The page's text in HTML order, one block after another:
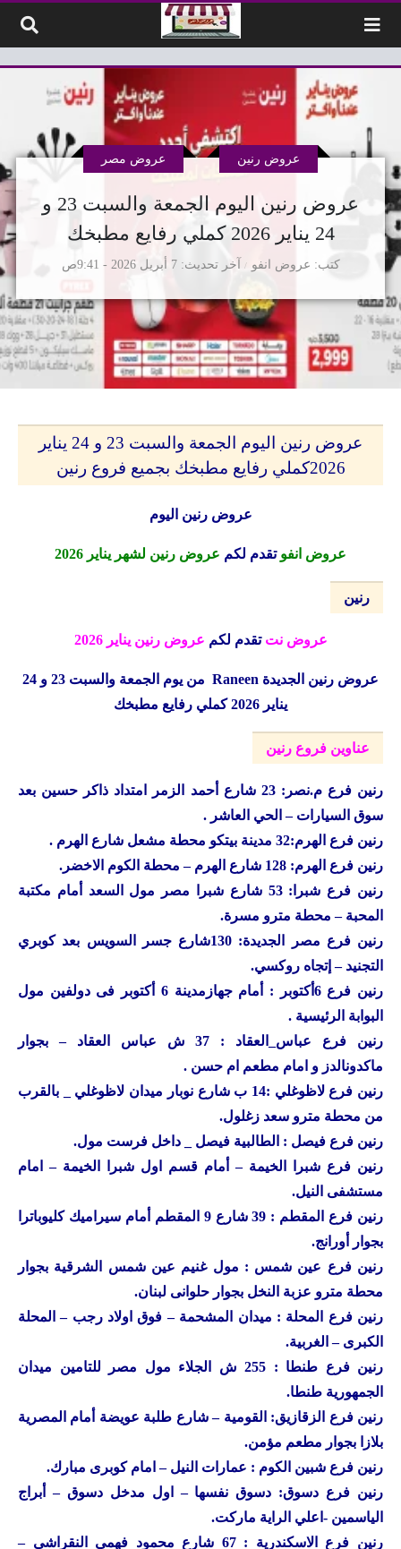
عروض رنين اليوم الجمعة والسبت 23 و
24 يناير 2026 كملي رفايع مطبخك
كتب عروض انفو
عروض رنين عروض مصر
آخر تحديث 7 أبريل 2026 - 9:41ص
عروض رنين اليوم الجمعة والسبت 23 و 24 يناير
2026كملي رفايع مطبخك بجميع فروع رنين
عروض رنين اليوم
عروض انفو تقدم لكم عروض رنين لشهر يناير 2026
رنين
عروض نت تقدم لكم عروض رنين يناير 2026
عروض رنين الجديدة Raneen
من يوم الجمعة والسبت 23 و 24
يناير 2026 كملي رفايع مطبخك
عناوين فروع رنين
رنين
فرع م.نصر: 23 شارع أحمد الزمر امتداد ذاكر حسين بعد
سوق السيارات – الحي العاشر .
رنين فرع الهرم:32 مدينة بيتكو محطة مشعل شارع الهرم .
رنين فرع الهرم: 128 شارع الهرم – محطة الكوم الاخضر.
رنين
فرع شبرا: 53 شارع شبرا مصر مول السعد أمام مكتبة
المحبة – محطة مترو مسرة.
رنين
فرع مصر الجديدة: 130شارع جسر السويس بعد كوبري
التجنيد – إتجاه روكسي.
رنين
فرع 6أكتوبر : أمام جهازمدينة 6 أكتوبر فى دولفين مول
البوابة الرئيسية .
رنين
فرع عباس_العقاد : 37 ش عباس العقاد – بجوار
ماكدونالدز و امام مطعم ام حسن .
رنين
فرع لاظوغلي :14 ب شارع نوبار ميدان لاظوغلي _ بالقرب
من محطة مترو سعد زغلول.
رنين فرع فيصل : الطالبية فيصل _ داخل فرست مول.
رنين فرع شبرا الخيمة – أمام قسم اول شبرا الخيمة – امام
مستشفى النيل.
رنين
فرع المقطم : 39 شارع 9 المقطم أمام سيراميك كليوباترا
بجوار أورانج.
رنين فرع عين شمس : مول غنيم عين شمس الشرقية بجوار
محطة مترو عزبة النخل بجوار حلوانى لبنان.
رنين فرع المحلة : ميدان المشحمة – فوق اولاد رجب – المحلة
الكبرى – الغربية.
رنين
فرع طنطا : 255 ش الجلاء مول مصر للتامين ميدان
الجمهورية طنطا.
رنين فرع الزقازيق: القومية – شارع طلبة عويضة أمام المصرية
بلازا بجوار مطعم مؤمن.
رنين فرع شبين الكوم : عمارات النيل – امام كوبرى مبارك.
رنين فرع دسوق: دسوق نفسها – اول مدخل دسوق – أبراج
الياسمين -اعلي الراية ماركت.
رنين
فرع الاسكندرية : 67 شارع محمود فهمى النقراشى –